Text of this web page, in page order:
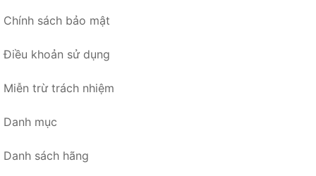
Chính sách bảo mật
Điều khoản sử dụng
Miễn trừ trách nhiệm
Danh mục
Danh sách hãng